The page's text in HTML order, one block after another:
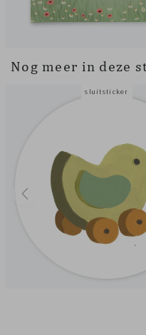
Nog meer in deze
sluitsticker